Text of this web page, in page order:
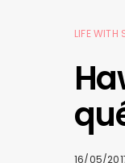
LIFE WITH
16/05/